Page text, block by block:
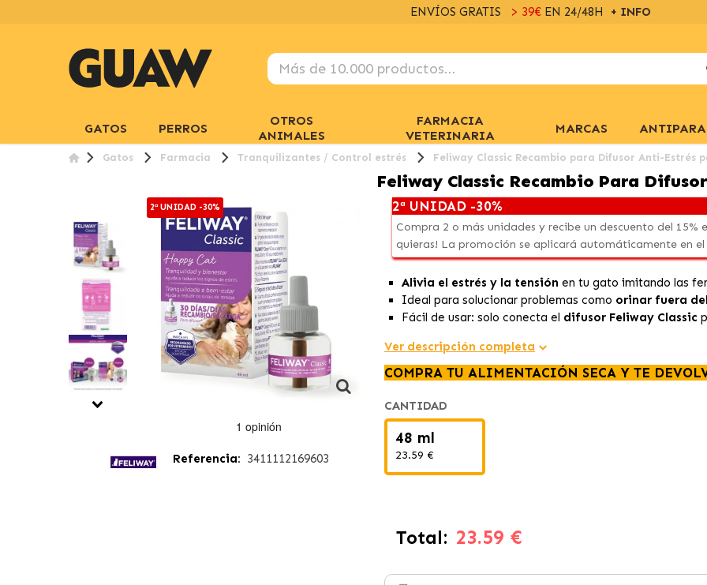
ENVÍOS GRATIS > 39€EN 24/48H + INFO
GATOS PERROS
OTROS
ANIMALES
FARMACIA
VETERINARIA
MARCAS
Gatos Farmacia Tranquilizantes / Control estrés Feliway Classic Recambio para Difusor Anti-Estrés
Feliway Classic Recambio Para
2ª UNIDAD -30%
Referencia: 3411112169603
2ª UNIDAD -30%
Compra 2 o más unidades y recibe un descuento del 15%
quieras! La promoción se aplicará automáticamente en
Alivia el estrés y la tensión en tu gato imitando las
Ideal para solucionar problemas como orinar fuera
Fácil de usar: solo conecta el difusor Feliway Classic
Ver descripción completa
COMPRA TU ALIMENTACIÓN SECA Y TE
CANTIDAD
48 ml
23.59 €
Total: 23.59 €